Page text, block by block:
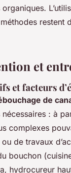
restent
et
et facteurs
de
: à
complexes
de travaux
bouchon
hydrocureur